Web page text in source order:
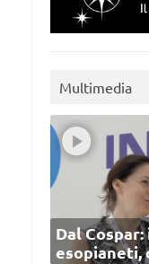
Multimedia
Dal
esopianeti,